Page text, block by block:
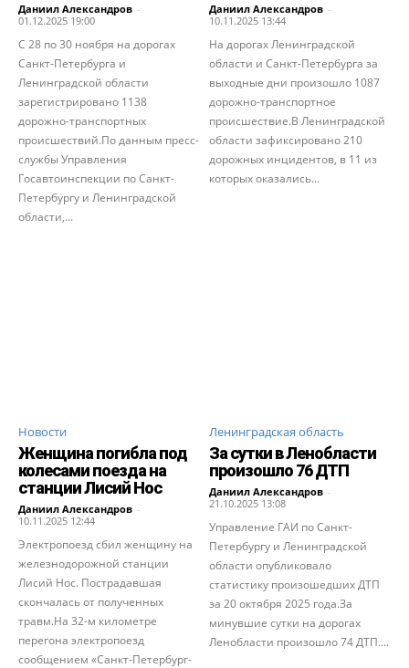
Даниил Александров -
01.12.2025 19:00
С 28 по 30 ноября на дорогах
Санкт-Петербурга и
Ленинградской области
зарегистрировано 1138
дорожно-транспортных
происшествий.По данным пресс-
службы Управления
Госавтоинспекции по Санкт-
Петербургу и Ленинградской
области,...
Даниил Александров -
10.11.2025 13:44
На дорогах Ленинградской
области и Санкт-Петербурга за
выходные дни произошло 1087
дорожно-транспортное
происшествие.В Ленинградской
области зафиксировано 210
дорожных инцидентов, в 11 из
которых оказались...
Новости
Женщина погибла под
колесами поезда на
станции Лисий Нос
Даниил Александров -
10.11.2025 12:44
Электропоезд сбил женщину на
железнодорожной станции
Лисий Нос. Пострадавшая
скончалась от полученных
травм.На 32-м километре
перегона электропоезд
сообщением «Санкт-Петербург-
Ленинградская область
За сутки в Ленобласти
произошло 76 ДТП
Даниил Александров -
21.10.2025 13:08
Управление ГАИ по Санкт-
Петербургу и Ленинградской
области опубликовало
статистику произошедших ДТП
за 20 октября 2025 года.За
минувшие сутки на дорогах
Ленобласти произошло 74 ДТП....